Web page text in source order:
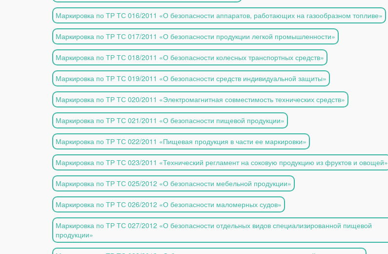
Маркировка по ТР ТС 016/2011 «О безопасности аппаратов, работающих на газообразном топливе»
Маркировка по ТР ТС 017/2011 «О безопасности продукции легкой промышленности»
Маркировка по ТР ТС 018/2011 «О безопасности колесных транспортных средств»
Маркировка по ТР ТС 019/2011 «О безопасности средств индивидуальной защиты»
Маркировка по ТР ТС 020/2011 «Электромагнитная совместимость технических средств»
Маркировка по ТР ТС 021/2011 «О безопасности пищевой продукции»
Маркировка по ТР ТС 022/2011 «Пищевая продукция в части ее маркировки»
Маркировка по ТР ТС 023/2011 «Технический регламент на соковую продукцию из фруктов и овощей»
Маркировка по ТР ТС 025/2012 «О безопасности мебельной продукции»
Маркировка по ТР ТС 026/2012 «О безопасности маломерных судов»
Маркировка по ТР ТС 027/2012 «О безопасности отдельных видов специализированной пищевой
продукции»